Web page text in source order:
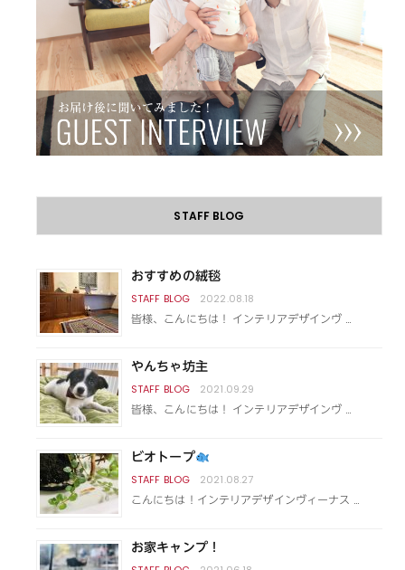
STAFF BLOG
おすすめの絨毯
2022.08.18
皆様、こんにちは！ インテリアデザインヴ …
やんちゃ坊主
2021.09.29
皆様、こんにちは！ インテリアデザインヴ …
ビオトープ
2021.08.27
こんにちは！インテリアデザインヴィーナス …
お家キャンプ！